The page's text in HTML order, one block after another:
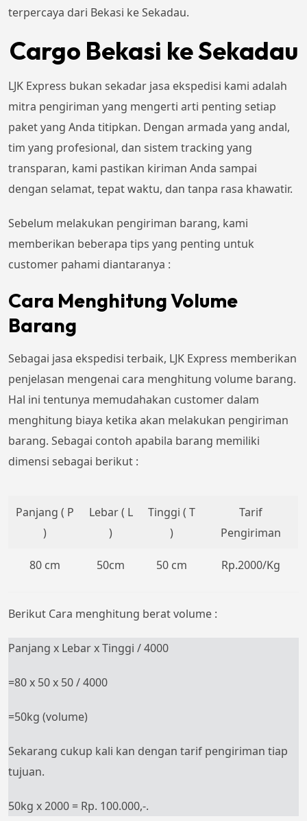
terpercaya dari Bekasi ke Sekadau.
Cargo Bekasi ke Sekadau
LJK Express bukan sekadar jasa ekspedisi kami adalah
mitra pengiriman yang mengerti arti penting setiap
paket yang Anda titipkan. Dengan armada yang andal,
tim yang profesional, dan sistem tracking yang
transparan, kami pastikan kiriman Anda sampai
dengan selamat, tepat waktu, dan tanpa rasa khawatir.
Sebelum melakukan pengiriman barang, kami
memberikan beberapa tips yang penting untuk
customer pahami diantaranya :
Cara Menghitung Volume
Barang
Sebagai jasa ekspedisi terbaik, LJK Express memberikan
penjelasan mengenai cara menghitung volume barang.
Hal ini tentunya memudahakan customer dalam
menghitung biaya ketika akan melakukan pengiriman
barang. Sebagai contoh apabila barang memiliki
dimensi sebagai berikut :
Panjang ( P
)
Lebar ( L
)
Tinggi ( T
)
Tarif
Pengiriman
80 cm 50cm 50 cm Rp.2000/Kg
Berikut Cara menghitung berat volume :
Panjang x Lebar x Tinggi / 4000
=80 x 50 x 50 / 4000
=50kg (volume)
Sekarang cukup kali kan dengan tarif pengiriman tiap
tujuan.
50kg x 2000 = Rp. 100.000,-.